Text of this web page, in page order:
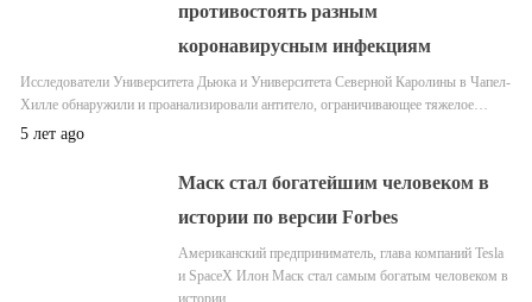
противостоять разным
коронавирусным инфекциям
Исследователи Университета Дьюка и Университета Северной Каролины в Чапел-
Хилле обнаружили и проанализировали антитело, ограничивающее тяжелое…
5 лет ago
Маск стал богатейшим человеком в
истории по версии Forbes
Американский предприниматель, глава компаний Tesla
и SpaceX Илон Маск стал самым богатым человеком в